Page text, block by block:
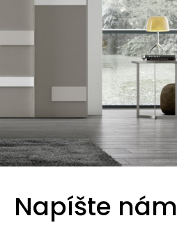
Napíšte nám